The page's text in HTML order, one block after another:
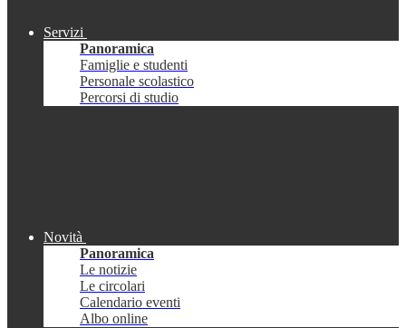
Servizi
Panoramica
Famiglie e studenti
Personale scolastico
Percorsi di studio
Novità
Panoramica
Le notizie
Le circolari
Calendario eventi
Albo online